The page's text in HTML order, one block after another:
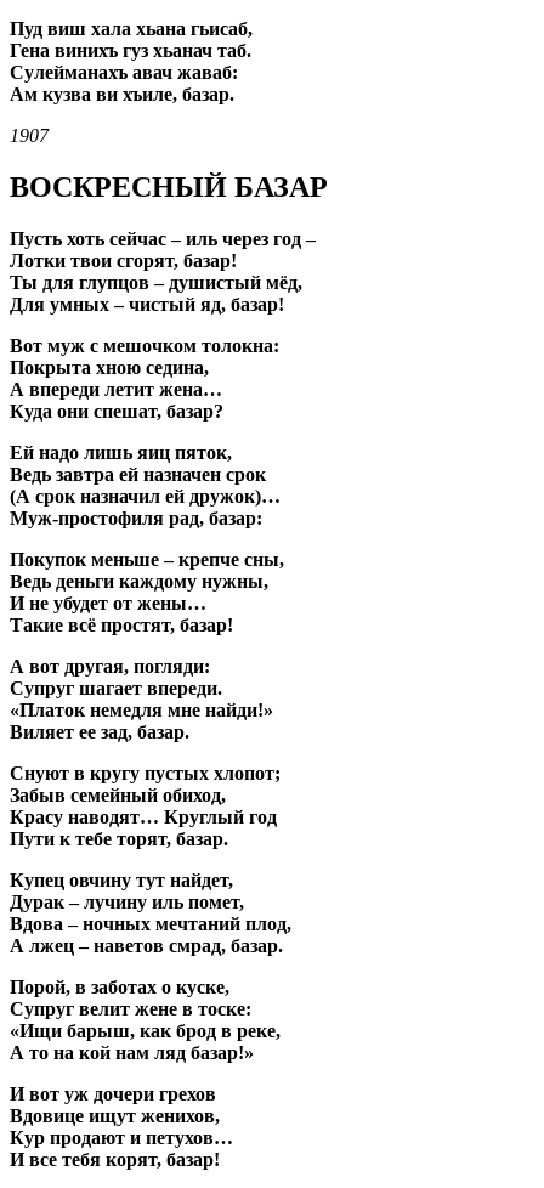
Пуд виш хала хьана гьисаб,
Гена винихъ гуз хьанач таб.
Сулейманахъ авач жаваб:
Ам кузва ви хъиле, базар.
1907
ВОСКРЕСНЫЙ БАЗАР
Пусть хоть сейчас – иль через год –
Лотки твои сгорят, базар!
Ты для глупцов – душистый мёд,
Для умных – чистый яд, базар!
Вот муж с мешочком толокна:
Покрыта хною седина,
А впереди летит жена…
Куда они спешат, базар?
Ей надо лишь яиц пяток,
Ведь завтра ей назначен срок
(А срок назначил ей дружок)…
Муж-простофиля рад, базар:
Покупок меньше – крепче сны,
Ведь деньги каждому нужны,
И не убудет от жены…
Такие всё простят, базар!
А вот другая, погляди:
Супруг шагает впереди.
«Платок немедля мне найди!»
Виляет ее зад, базар.
Снуют в кругу пустых хлопот;
Забыв семейный обиход,
Красу наводят… Круглый год
Пути к тебе торят, базар.
Купец овчину тут найдет,
Дурак – лучину иль помет,
Вдова – ночных мечтаний плод,
А лжец – наветов смрад, базар.
Порой, в заботах о куске,
Супруг велит жене в тоске:
«Ищи барыш, как брод в реке,
А то на кой нам ляд базар!»
И вот уж дочери грехов
Вдовице ищут женихов,
Кур продают и петухов…
И все тебя корят, базар!